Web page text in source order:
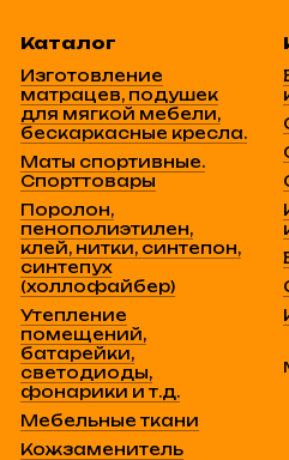
Каталог
Изготовление
матрацев, подушек
для мягкой мебели,
бескаркасные кресла.
Маты спортивные.
Спорттовары
Поролон,
пенополиэтилен,
клей, нитки, синтепон,
синтепух
(холлофайбер)
Утепление
помещений,
батарейки,
светодиоды,
фонарики и т.д.
Мебельные ткани
Кожзаменитель